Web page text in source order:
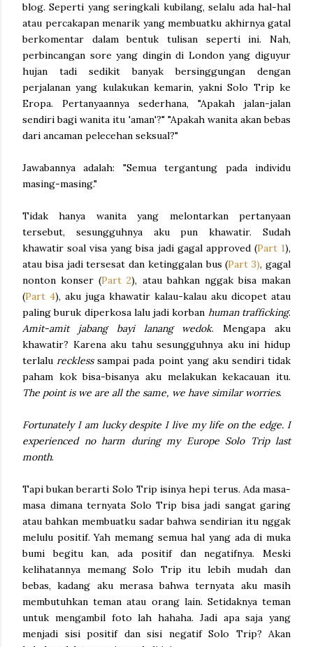
blog. Seperti yang seringkali kubilang, selalu ada hal-hal
atau percakapan menarik yang membuatku akhirnya gatal
berkomentar dalam bentuk tulisan seperti ini. Nah,
perbincangan sore yang dingin di London yang diguyur
hujan tadi sedikit banyak bersinggungan dengan
perjalanan yang kulakukan kemarin, yakni Solo Trip ke
Eropa. Pertanyaannya sederhana, "Apakah jalan-jalan
sendiri bagi wanita itu 'aman'?" "Apakah wanita akan bebas
dari ancaman pelecehan seksual?"
Jawabannya adalah: "Semua tergantung pada individu
masing-masing."
Tidak hanya wanita yang melontarkan pertanyaan
tersebut, sesungguhnya aku pun khawatir. Sudah
khawatir soal visa yang bisa jadi gagal approved (Part 1),
atau bisa jadi tersesat dan ketinggalan bus (Part 3), gagal
nonton konser (Part 2), atau bahkan nggak bisa makan
(Part 4), aku juga khawatir kalau-kalau aku dicopet atau
paling buruk diperkosa lalu jadi korban human trafficking.
Amit-amit jabang bayi lanang wedok. Mengapa aku
khawatir? Karena aku tahu sesungguhnya aku ini hidup
terlalurecklesssampai pada point yang aku sendiri tidak
paham kok bisa-bisanya aku melakukan kekacauan itu.
The point is we are all the same, we have similar worries.
Fortunately I am lucky despite I live my life on the edge. I
experienced no harm during my Europe Solo Trip last
month.
Tapi bukan berarti Solo Trip isinya hepi terus. Ada masa-
masa dimana ternyata Solo Trip bisa jadi sangat garing
atau bahkan membuatku sadar bahwa sendirian itu nggak
melulu positif. Yah memang semua hal yang ada di muka
bumi begitu kan, ada positif dan negatifnya. Meski
kelihatannya memang Solo Trip itu lebih mudah dan
bebas, kadang aku merasa bahwa ternyata aku masih
membutuhkan teman atau orang lain. Setidaknya teman
untuk mengambil foto lah hahaha. Jadi apa saja yang
menjadi sisi positif dan sisi negatif Solo Trip? Akan